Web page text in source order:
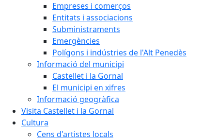
Empreses i comerços
Entitats i associacions
Subministraments
Emergències
Polígons i indústries de l'Alt Penedès
Informació del municipi
Castellet i la Gornal
El municipi en xifres
Informació geogràfica
Visita Castellet i la Gornal
Cultura
Cens d'artistes locals